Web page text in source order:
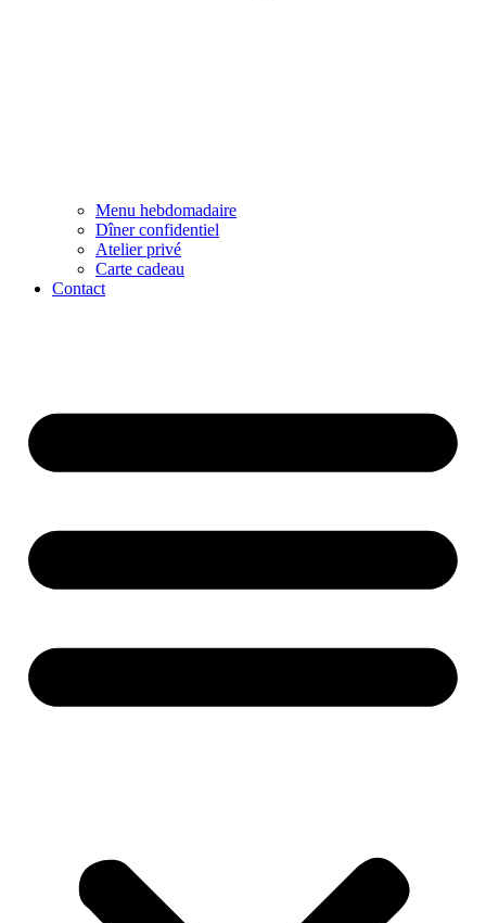
Menu hebdomadaire
Dîner confidentiel
Atelier privé
Carte cadeau
Contact